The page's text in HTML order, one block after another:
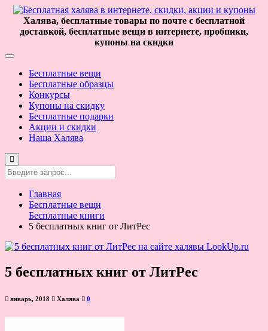
Халява, бесплатные товары по почте с бесплатной
доставкой, бесплатные вещи в интернете, пробники,
купоны на скидки
Бесплатные вещи
Бесплатные образцы
Конкурсы
Купоны на скидку
Бесплатные подарки
Акции и скидки
Наша Халява
Главная
Бесплатные вещи
Бесплатные книги
5 бесплатных книг от ЛитРес
5 бесплатных книг от ЛитРес
январь, 2018 Халява 0